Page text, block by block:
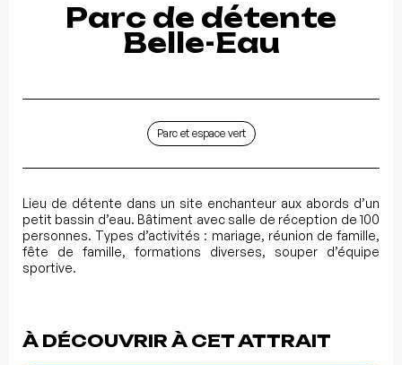
Parc de détente
Belle-Eau
Parc et espace vert
Lieu de détente dans un site enchanteur aux abords d’un
petit bassin d’eau. Bâtiment avec salle de réception de 100
personnes. Types d’activités : mariage, réunion de famille,
fête de famille, formations diverses, souper d’équipe
sportive.
À DÉCOUVRIR À CET ATTRAIT